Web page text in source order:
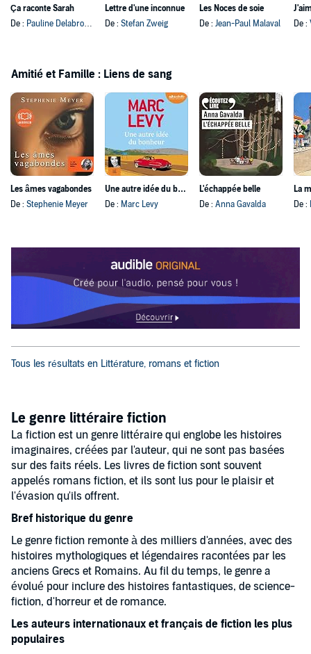
Ça raconte Sarah
De : Pauline Delabroy-Allard
Lettre d'une inconnue
De : Stefan Zweig
Les Noces de soie
De : Jean-Paul Malaval De :
Amitié et Famille : Liens de sang
Les âmes vagabondes
De : Stephenie Meyer
Une autre idée du bonheur
De : Marc Levy
L'échappée belle
De : Anna Gavalda
La
De :
Tous les résultats en Littérature, romans et fiction
Le genre littéraire fiction
La fiction est un genre littéraire qui englobe les histoires
imaginaires, créées par l'auteur, qui ne sont pas basées
sur des faits réels. Les livres de fiction sont souvent
appelés romans fiction, et ils sont lus pour le plaisir et
l'évasion qu'ils offrent.
Bref historique du genre
Le genre fiction remonte à des milliers d'années, avec des
histoires mythologiques et légendaires racontées par les
anciens Grecs et Romains. Au fil du temps, le genre a
évolué pour inclure des histoires fantastiques, de science-
fiction, d'horreur et de romance.
Les auteurs internationaux et français de fiction les plus
populaires